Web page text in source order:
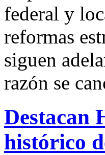
federal y
reformas
siguen
razón se
Destacan
histórico